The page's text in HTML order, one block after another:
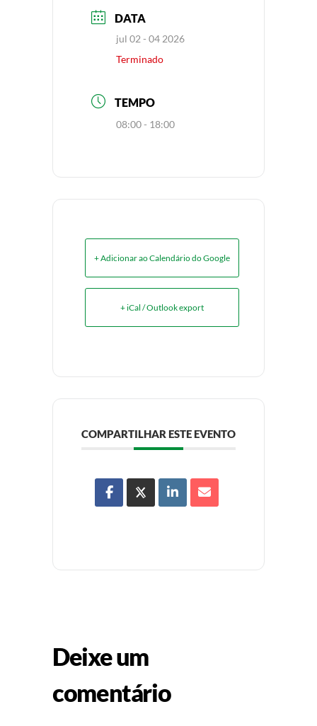
DATA
jul 02 - 04 2026
Terminado
TEMPO
08:00 - 18:00
+ Adicionar ao Calendário do Google
+ iCal / Outlook export
COMPARTILHAR ESTE EVENTO
Deixe um
comentário